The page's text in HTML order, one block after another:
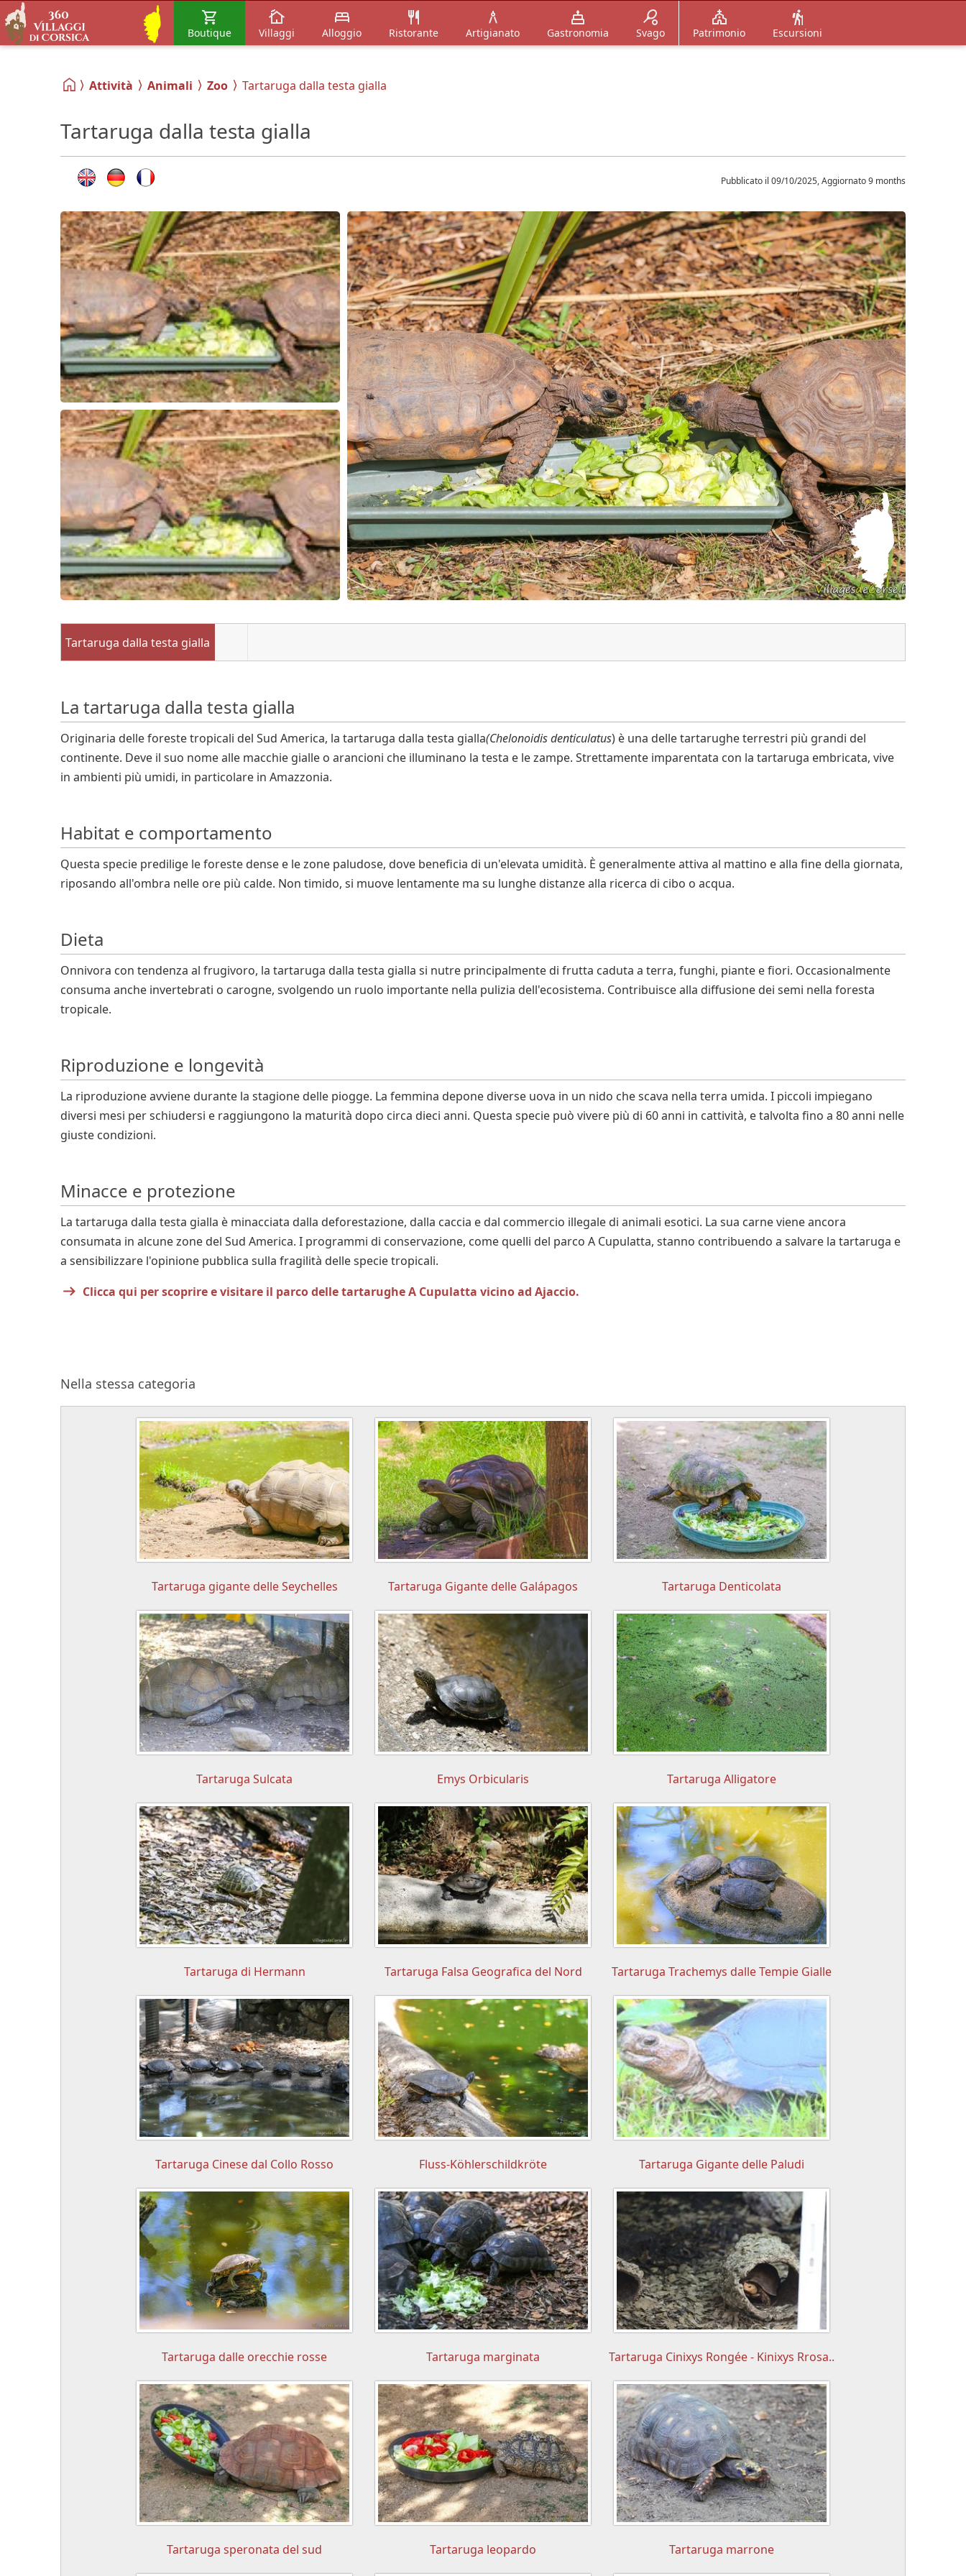
Boutique Villaggi Alloggio Ristorante Artigianato Gastronomia Svago Patrimonio Escursioni
Attività Animali Zoo Tartaruga dalla testa gialla
Tartaruga dalla testa gialla
Pubblicato il 09/10/2025, Aggiornato 9 months
Tartaruga dalla testa gialla
La tartaruga dalla testa gialla
Originaria delle foreste tropicali del Sud America, la tartaruga dalla testa gialla(Chelonoidis denticulatus) è una delle tartarughe terrestri più grandi del
continente. Deve il suo nome alle macchie gialle o arancioni che illuminano la testa e le zampe. Strettamente imparentata con la tartaruga embricata, vive
in ambienti più umidi, in particolare in Amazzonia.
Habitat e comportamento
Questa specie predilige le foreste dense e le zone paludose, dove beneficia di un'elevata umidità. È generalmente attiva al mattino e alla fine della giornata,
riposando all'ombra nelle ore più calde. Non timido, si muove lentamente ma su lunghe distanze alla ricerca di cibo o acqua.
Dieta
Onnivora con tendenza al frugivoro, la tartaruga dalla testa gialla si nutre principalmente di frutta caduta a terra, funghi, piante e fiori. Occasionalmente
consuma anche invertebrati o carogne, svolgendo un ruolo importante nella pulizia dell'ecosistema. Contribuisce alla diffusione dei semi nella foresta
tropicale.
Riproduzione e longevità
La riproduzione avviene durante la stagione delle piogge. La femmina depone diverse uova in un nido che scava nella terra umida. I piccoli impiegano
diversi mesi per schiudersi e raggiungono la maturità dopo circa dieci anni. Questa specie può vivere più di 60 anni in cattività, e talvolta fino a 80 anni nelle
giuste condizioni.
Minacce e protezione
La tartaruga dalla testa gialla è minacciata dalla deforestazione, dalla caccia e dal commercio illegale di animali esotici. La sua carne viene ancora
consumata in alcune zone del Sud America. I programmi di conservazione, come quelli del parco A Cupulatta, stanno contribuendo a salvare la tartaruga e
a sensibilizzare l'opinione pubblica sulla fragilità delle specie tropicali.
Clicca qui per scoprire e visitare il parco delle tartarughe A Cupulatta vicino ad Ajaccio.
Nella stessa categoria
Tartaruga gigante delle Seychelles Tartaruga Gigante delle Galápagos Tartaruga Denticolata
Tartaruga Sulcata Emys Orbicularis Tartaruga Alligatore
Tartaruga di Hermann Tartaruga Falsa Geografica del Nord Tartaruga Trachemys dalle Tempie Gialle
Tartaruga Cinese dal Collo Rosso Fluss-Köhlerschildkröte Tartaruga Gigante delle Paludi
Tartaruga dalle orecchie rosse Tartaruga marginata Tartaruga Cinixys Rongée - Kinixys Rrosa..
Tartaruga speronata del sud Tartaruga leopardo Tartaruga marrone